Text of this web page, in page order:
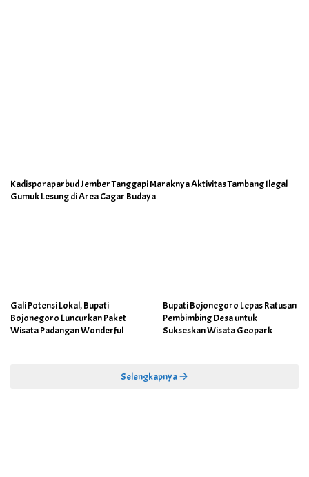
Kadisporaparbud Jember Tanggapi Maraknya Aktivitas Tambang Ilegal
Gumuk Lesung di Area Cagar Budaya
Gali Potensi Lokal, Bupati
Bojonegoro Luncurkan Paket
Wisata Padangan Wonderful
Bupati Bojonegoro Lepas Ratusan
Pembimbing Desa untuk
Sukseskan Wisata Geopark
Selengkapnya